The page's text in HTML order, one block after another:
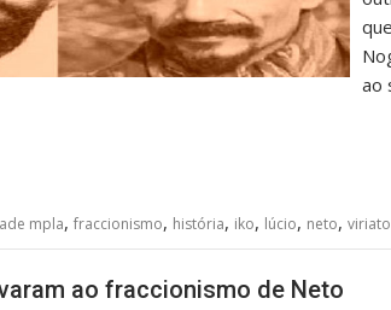
ao
mpla, fraccionismo, história, iko, lúcio, neto, viriato
ao fraccionismo de Neto